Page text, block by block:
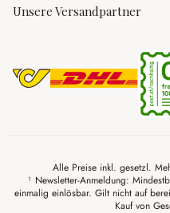
Unsere Versandpartner
Alle Preise inkl. gesetzl.
¹ Newsletter-Anmeldung:
einmalig einlösbar. Gilt nicht auf
Kauf von